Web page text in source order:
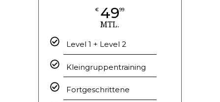
€ 4999
MTL.
Level 1 + Level 2
Kleingruppentraining
Fortgeschrittene